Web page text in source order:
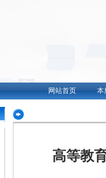
网站首页 本
高等教